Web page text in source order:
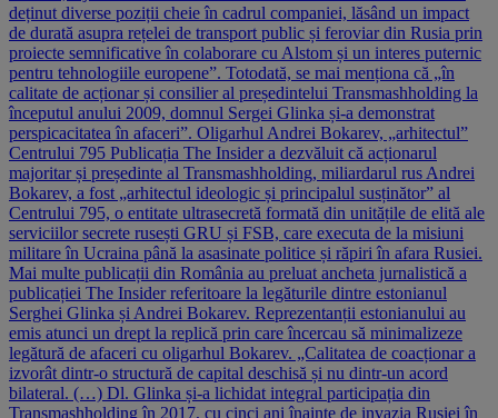
deținut diverse poziții cheie în cadrul companiei, lăsând un impact
de durată asupra rețelei de transport public și feroviar din Rusia prin
proiecte semnificative în colaborare cu Alstom și un interes puternic
pentru tehnologiile europene”. Totodată, se mai menționa că „în
calitate de acționar și consilier al președintelui Transmashholding la
începutul anului 2009, domnul Sergei Glinka și-a demonstrat
perspicacitatea în afaceri”. Oligarhul Andrei Bokarev, „arhitectul”
Centrului 795 Publicația The Insider a dezvăluit că acționarul
majoritar și președinte al Transmashholding, miliardarul rus Andrei
Bokarev, a fost „arhitectul ideologic și principalul susținător” al
Centrului 795, o entitate ultrasecretă formată din unitățile de elită ale
serviciilor secrete rusești GRU și FSB, care executa de la misiuni
militare în Ucraina până la asasinate politice și răpiri în afara Rusiei.
Mai multe publicații din România au preluat ancheta jurnalistică a
publicației The Insider referitoare la legăturile dintre estonianul
Serghei Glinka și Andrei Bokarev. Reprezentanții estonianului au
emis atunci un drept la replică prin care încercau să minimalizeze
legătură de afaceri cu oligarhul Bokarev. „Calitatea de coacționar a
izvorât dintr-o structură de capital deschisă și nu dintr-un acord
bilateral. (…) Dl. Glinka și-a lichidat integral participația din
Transmashholding în 2017, cu cinci ani înainte de invazia Rusiei în